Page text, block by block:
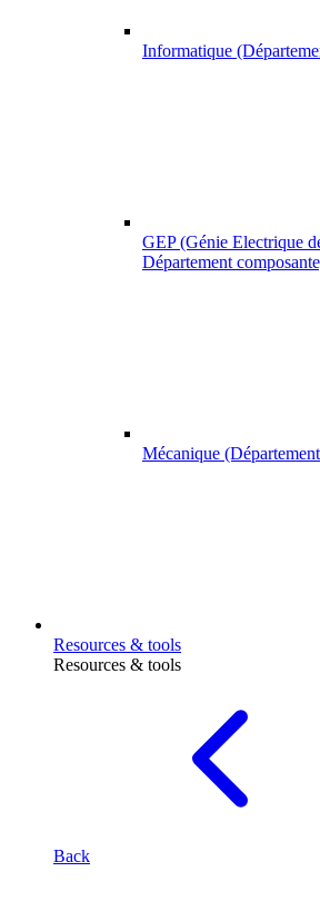
Informatique
GEP (Génie Electrique
Département
Mécanique
Resources & tools
Resources & tools
Back